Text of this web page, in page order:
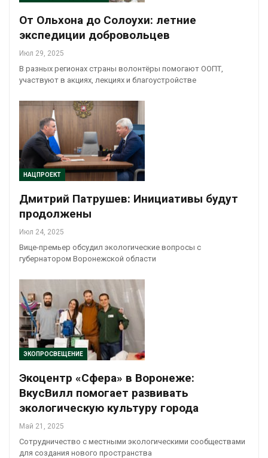
От Ольхона до Солоухи: летние
экспедиции добровольцев
Июл 29, 2025
В разных регионах страны волонтёры помогают ООПТ,
участвуют в акциях, лекциях и благоустройстве
НАЦПРОЕКТ
Дмитрий Патрушев: Инициативы будут
продолжены
Июл 24, 2025
Вице-премьер обсудил экологические вопросы с
губернатором Воронежской области
ЭКОПРОСВЕЩЕНИЕ
Экоцентр «Сфера» в Воронеже:
ВкусВилл помогает развивать
экологическую культуру города
Май 21, 2025
Сотрудничество с местными экологическими сообществами
для создания нового пространства